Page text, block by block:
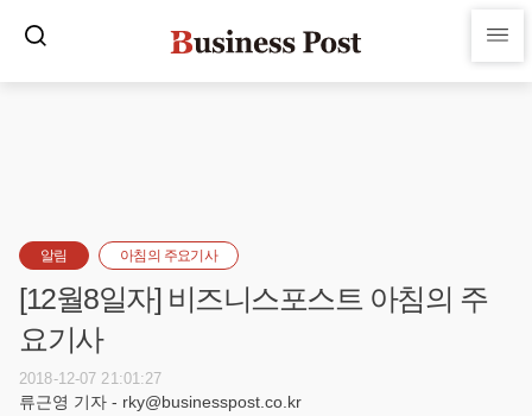
알림 아침의 주요기사
[12월8일자] 비즈니스포스트 아침의 주
요기사
2018-12-07 21:01:27
류근영 기자 - rky@businesspost.co.kr